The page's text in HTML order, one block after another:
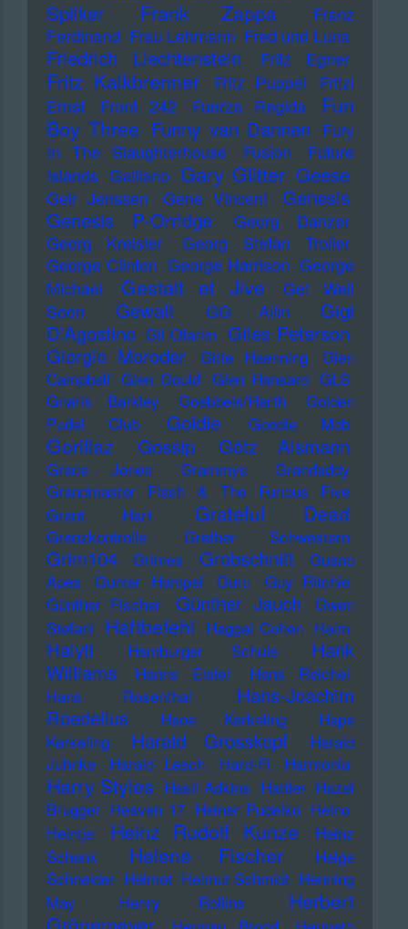
Spilker
Frank Zappa
Franz
Ferdinand Frau Lehmann Fred und Luna
Friedrich Liechtenstein Fritz Egner
Fritz Kalkbrenner Fritz Puppel
Fritzi
Ernst
Front 242 Fuerza Regida
Fun
Boy Three Funny van Dannen Fury
In The Slaughterhouse
Fusion
Future
Islands Galliano Gary Glitter Geese
Geir Jenssen Gene Vincent
Genesis
Genesis P-Orridge
Georg Danzer
Georg Kreisler
Georg Stefan Troller
George Clinton George Harrison George
Michael
Gestalt et Jive
Get Well
Soon
Gewalt GG Allin
Gigi
D'Agostino Gil Ofarim Giles Peterson
Giorgio Moroder
Gitte Haenning
Glen
Campbell Glen Gould Glen Hansard GLS
Gnarls Barkley
Goebbels/Harth
Golden
Pudel Club
Goldie Goodie Mob
Gorillaz Gossip Götz Alsmann
Grace Jones Grammys
Grandaddy
Grandmaster Flash & The Furious Five
Grant Hart
Grateful Dead
Grenzkontrolle Grether Schwestern
Grim104 Grimes Grobschnitt
Guano
Apes
Gunter Hampel Guru
Guy Ritchie
Günther Fischer
Günther Jauch
Gwen
Stefani Haftbefehl Haggai Cohen Haim
Haiyti Hamburger Schule
Hank
Williams
Hanns Eisler
Hans Reichel
Hans Rosenthal
Hans-Joachim
Roedelius
Haoe Kerkeling
Hape
Kerkeling
Harald Grosskopf
Harald
Juhnke
Harald Lesch Hard-Fi Harmonia
Harry Styles Hasil Adkins Hattler Hazel
Brugger Heaven 17 Heiner Pudelko Heino
Heintje
Heinz Rudolf Kunze
Heinz
Schenk
Helene Fischer
Helge
Schneider Helmet Helmut Schmidt Henning
May
Henry Rollins
Herbert